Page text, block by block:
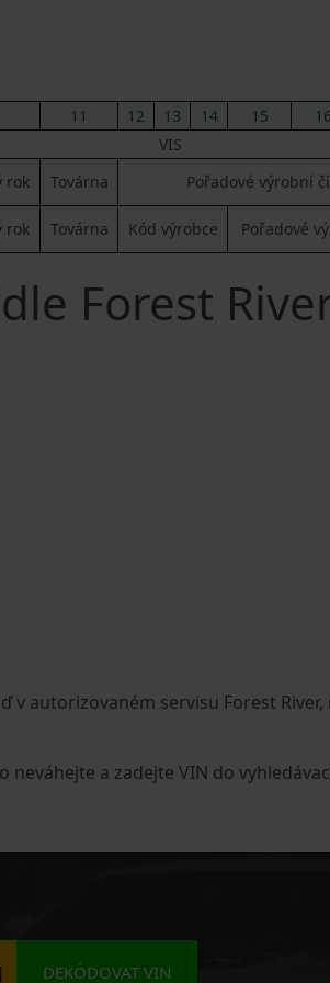
11 12 13 14 15 16
VIS
rok Továrna
Pořadové výrobní
rok Továrna Kód výrobce Pořadové
Forest
v autorizovaném servisu Forest River,
a zadejte VIN do
DEKÓDOVAT VIN